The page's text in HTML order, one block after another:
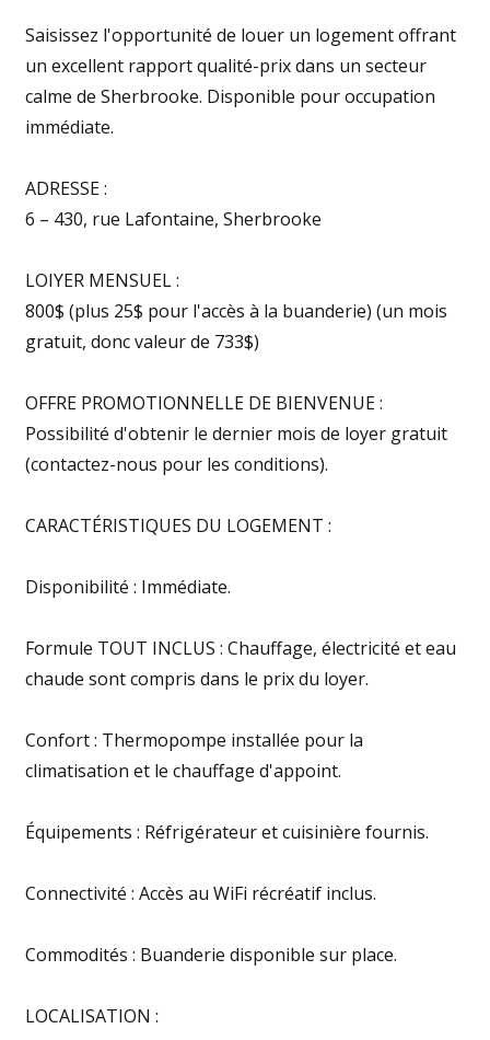
Saisissez l'opportunité de louer un logement offrant
un excellent rapport qualité-prix dans un secteur
calme de Sherbrooke. Disponible pour occupation
immédiate.
ADRESSE :
6 – 430, rue Lafontaine, Sherbrooke
LOIYER MENSUEL :
800$ (plus 25$ pour l'accès à la buanderie) (un mois
gratuit, donc valeur de 733$)
OFFRE PROMOTIONNELLE DE BIENVENUE :
Possibilité d'obtenir le dernier mois de loyer gratuit
(contactez-nous pour les conditions).
CARACTÉRISTIQUES DU LOGEMENT :
Disponibilité : Immédiate.
Formule TOUT INCLUS : Chauffage, électricité et eau
chaude sont compris dans le prix du loyer.
Confort : Thermopompe installée pour la
climatisation et le chauffage d'appoint.
Équipements : Réfrigérateur et cuisinière fournis.
Connectivité : Accès au WiFi récréatif inclus.
Commodités : Buanderie disponible sur place.
LOCALISATION :